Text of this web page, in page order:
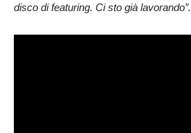
disco di featuring. Ci sto già lavorando”.